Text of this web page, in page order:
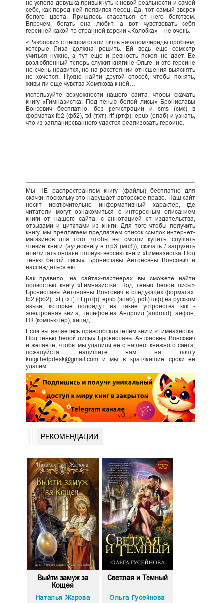
не успела девушка привыкнуть к новой реальности и самой
себе, как перед ней появился песец. Да, тот самый зверек
белого цвета. Пришлось спасаться от него бегством.
Впрочем, бегать она любит, а вот чувствовать себя
героиней какой-то странной версии «Колобка» – не очень.
«Разборки» с песцом стали лишь началом череды проблем,
которые Лиза должна решить. Ей ведь еще семестр
учиться нужно, а тут еще и ревность покоя не дает. Ее
возлюбленный теперь служит княгине Ольге, и это героине
не очень нравится, но на расстоянии отношения выяснять
не хочется. Нужно найти другой способ, чтобы понять,
живы ли еще чувства Хомякова к ней…
Используйте возможности нашего сайта, чтобы скачать
книгу «Гимназистка. Под тенью белой лисы» Брониславы
Вонсович бесплатно, без регистрации и sms (смс) в
форматах fb2 (фб2), txt (тхт), rtf (ртф), epub (епаб) и узнать,
что из запланированного удастся реализовать героине.
Мы НЕ распространяем книгу (файлы) бесплатно для
скачки, поскольку это нарушает авторское право. Наш сайт
носит исключительно информативный характер, где
читатели могут ознакомиться с интересным описанием
книги от нашего сайта, с аннотацией от издательства,
отзывами и цитатами из книги. Для того чтобы получить
книгу, мы предлагаем предлагаем список ссылок интернет-
магазинов для того, чтобы вы смогли купить, слушать
чтение книги (аудиокнигу в mp3 (мп3)), скачать / загрузить
или читать онлайн полную версию книги «Гимназистка. Под
тенью белой лисы» Брониславы Антоновны Вонсович и
наслаждаться ею.
Как правило, на сайтах-партнерах вы сможете найти
полностью книгу «Гимназистка. Под тенью белой лисы»
Брониславы Антоновны Вонсович в следующих форматах:
fb2 (фб2), txt (тхт), rtf (ртф), epub (эпаб), pdf (пдф) на русском
языке, которые подойдут на такие устройства как -
электронная книга, телефон на Андроид (android), айфон,
ПК (компьютер), айпад.
Если вы являетесь правообладателем книги «Гимназистка.
Под тенью белой лисы» Брониславы Антоновны Вонсович
и желаете, чтобы мы удалили ее с нашего книжного сайта,
пожалуйста, напишите нам на почту
knigi.helpdesk@gmail.com и мы в кратчайшие сроки ее
удалим.
РЕКОМЕНДАЦИИ
Выйти замуж за
Кощея
Наталья Жарова
Светлая и Темный
Ольга Гусейнова